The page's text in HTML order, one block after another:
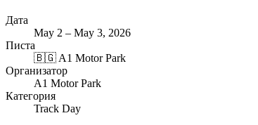
Дата
May 2 – May 3, 2026
Писта
🇧🇬 A1 Motor Park
Организатор
A1 Motor Park
Категория
Track Day